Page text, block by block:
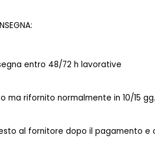
entro 48/72 h lavorative
ma rifornito normalmente in 10/15
al fornitore dopo il pagamento e